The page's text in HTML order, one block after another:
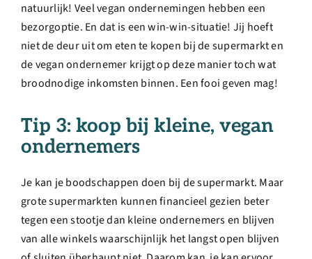
natuurlijk! Veel vegan ondernemingen hebben een
bezorgoptie. En dat is een win-win-situatie! Jij hoeft
niet de deur uit om eten te kopen bij de supermarkt en
de vegan ondernemer krijgt op deze manier toch wat
broodnodige inkomsten binnen. Een fooi geven mag!
Tip 3: koop bij kleine, vegan
ondernemers
Je kan je boodschappen doen bij de supermarkt. Maar
grote supermarkten kunnen financieel gezien beter
tegen een stootje dan kleine ondernemers en blijven
van alle winkels waarschijnlijk het langst open blijven